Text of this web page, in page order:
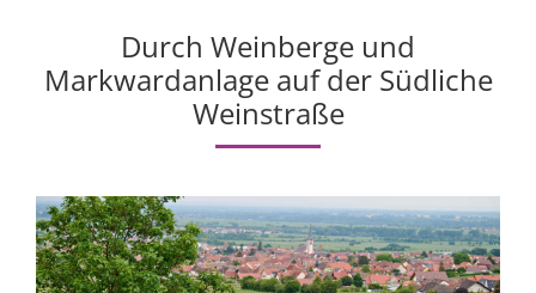
Durch Weinberge und
Markwardanlage auf der Südliche
Weinstraße